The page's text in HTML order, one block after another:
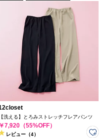
【洗える】とろみストレッチフレアパンツ
￥7,920（55%OFF）
レビュー（4）